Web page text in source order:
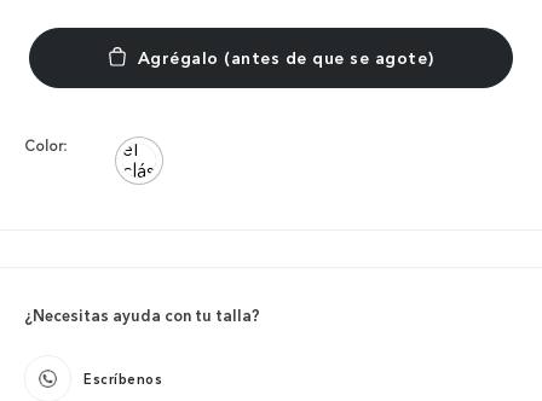
Color:
¿Necesitas ayuda con tu talla?
Escríbenos